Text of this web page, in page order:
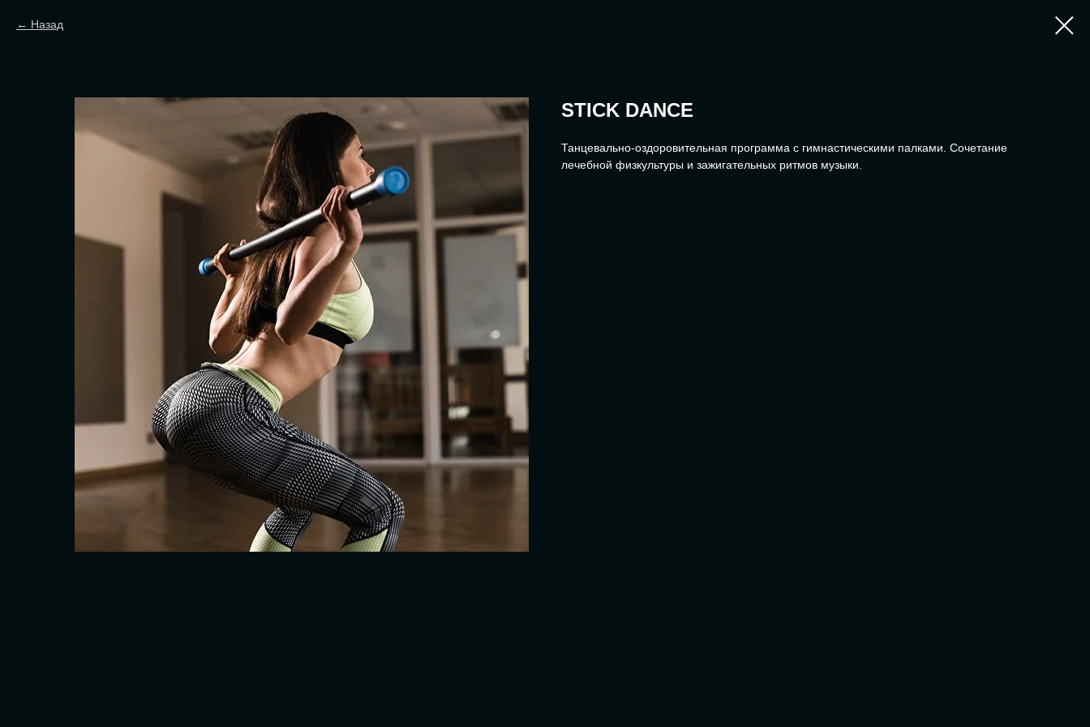
Назад
STICK DANCE
Танцевально-оздоровительная программа с гимнастическими палками. Сочетание
лечебной физкультуры и зажигательных ритмов музыки.